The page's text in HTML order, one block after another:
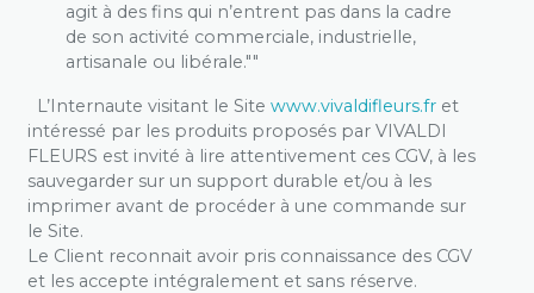
agit à des fins qui n’entrent pas dans la cadre
de son activité commerciale, industrielle,
artisanale ou libérale.""
L’Internaute visitant le Sitewww.vivaldifleurs.fr et
intéressé par les produits proposés par VIVALDI
FLEURS est invité à lire attentivement ces CGV, à les
sauvegarder sur un support durable et/ou à les
imprimer avant de procéder à une commande sur
le Site.
Le Client reconnait avoir pris connaissance des CGV
et les accepte intégralement et sans réserve.